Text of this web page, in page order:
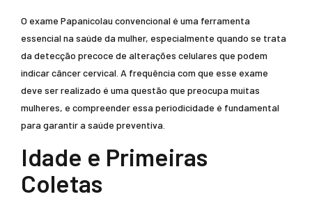
O exame Papanicolau convencional é uma ferramenta
essencial na saúde da mulher, especialmente quando se trata
da detecção precoce de alterações celulares que podem
indicar câncer cervical. A frequência com que esse exame
deve ser realizado é uma questão que preocupa muitas
mulheres, e compreender essa periodicidade é fundamental
para garantir a saúde preventiva.
Idade e Primeiras
Coletas